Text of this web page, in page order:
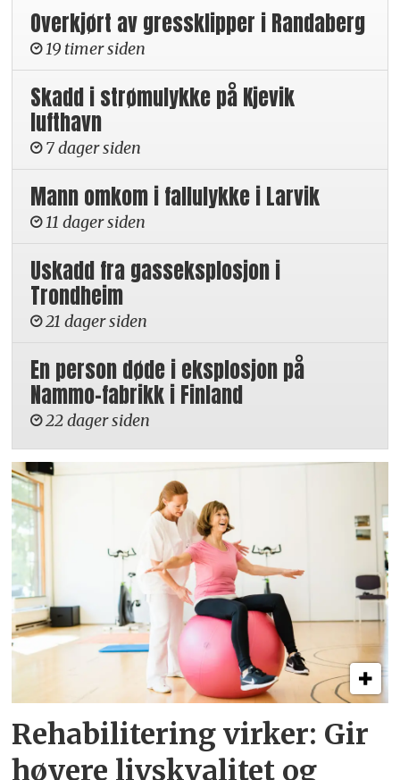
Overkjørt av gressklipper i Randaberg
19 timer siden
Skadd i strømulykke på Kjevik
lufthavn
7 dager siden
Mann omkom i fallulykke i Larvik
11 dager siden
Uskadd fra gasseksplosjon i
Trondheim
21 dager siden
En person døde i eksplosjon på
Nammo-fabrikk i Finland
22 dager siden
Rehabilitering virker: Gir
høyere livskvalitet og